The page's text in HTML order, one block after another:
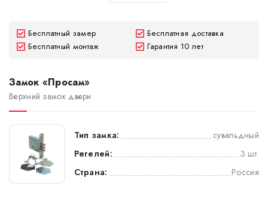
Бесплатный замер
Бесплатная доставка
Бесплатный монтаж
Гарантия 10 лет
Замок «Просам»
Верхний замок двери
Тип замка:
сувальдный
Регелей:
3 шт.
Страна:
Россия